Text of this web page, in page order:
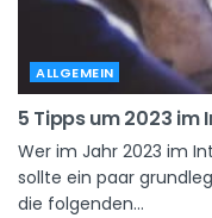
ALLGEMEIN
5 Tipps um 2023 im
Wer im Jahr 2023 im
sollte ein paar
die folgenden...